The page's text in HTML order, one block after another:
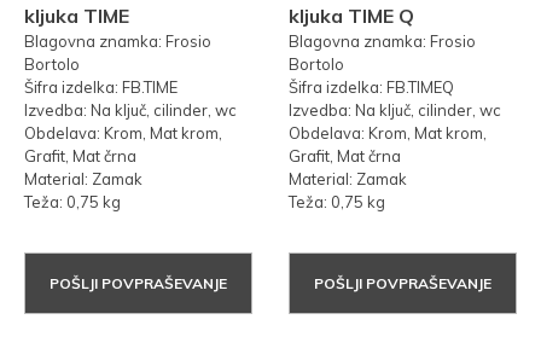
kljuka TIME
Blagovna znamka: Frosio
Bortolo
Šifra izdelka: FB.TIME
Izvedba: Na ključ, cilinder, wc
Obdelava: Krom, Mat krom,
Grafit, Mat črna
Material: Zamak
Teža: 0,75 kg
POŠLJI POVPRAŠEVANJE
kljuka TIME Q
Blagovna znamka: Frosio
Bortolo
Šifra izdelka: FB.TIMEQ
Izvedba: Na ključ, cilinder, wc
Obdelava: Krom, Mat krom,
Grafit, Mat črna
Material: Zamak
Teža: 0,75 kg
POŠLJI POVPRAŠEVANJE